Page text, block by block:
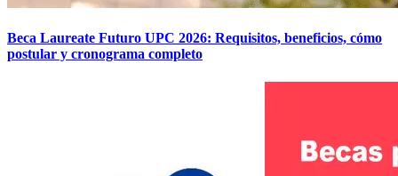
Beca Laureate Futuro UPC 2026: Requisitos, beneficios, cómo
postular y cronograma completo